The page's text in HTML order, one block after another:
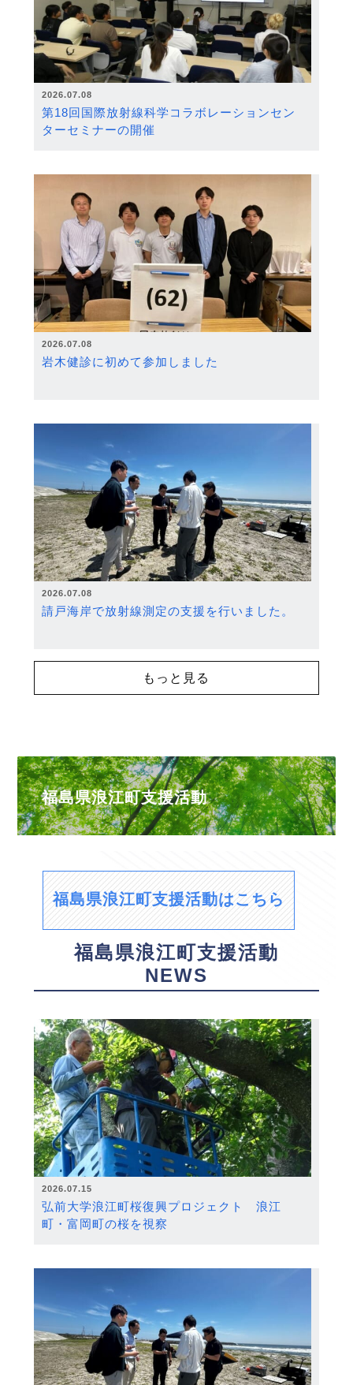
2026.07.08
第18回国際放射線科学コラボレーションセン
ターセミナーの開催
2026.07.08
岩木健診に初めて参加しました
2026.07.08
請戸海岸で放射線測定の支援を行いました。
もっと見る
福島県浪江町支援活動
福島県浪江町支援活動はこちら
福島県浪江町支援活動
NEWS
2026.07.15
弘前大学浪江町桜復興プロジェクト 浪江
町・富岡町の桜を視察